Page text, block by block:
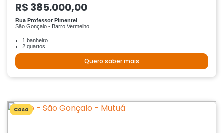
R$ 385.000,00
Rua Professor Pimentel
São Gonçalo - Barro Vermelho
1 banheiro
2 quartos
Quero saber mais
Casa